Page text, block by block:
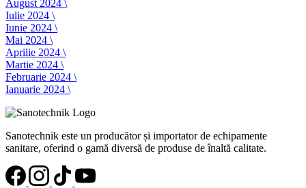
August 2024 \
Iulie 2024 \
Iunie 2024 \
Mai 2024 \
Aprilie 2024 \
Martie 2024 \
Februarie 2024 \
Ianuarie 2024 \
Sanotechnik este un producător și importator de echipamente
sanitare, oferind o gamă diversă de produse de înaltă calitate.